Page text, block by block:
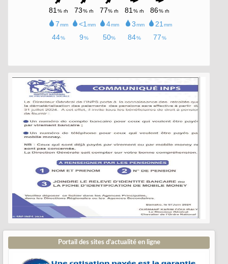
Portail des sites d’actualité en ligne